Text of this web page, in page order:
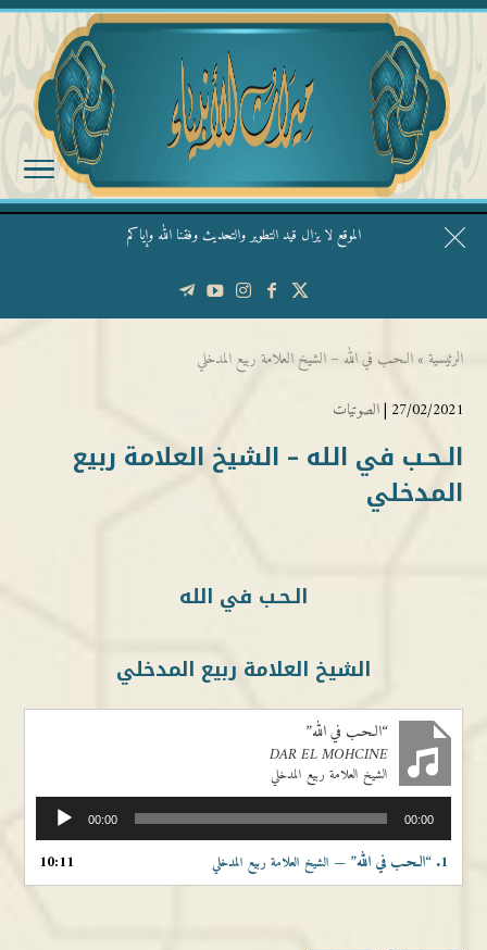
الموقع لا يزال قيد التطوير والتحديث وفقنا الله وإياكم
قال الشيخ ربيع وفقه الله: نحن ليس عندنا تقديس الأشخاص
الرئيسية » الـحـب في الله – الشيخ العلامة ربيع المدخلي
27/02/2021 | الصوتيات
الـحـب في الله – الشيخ العلامة ربيع
المدخلي
الـحـب في الله
الشيخ العلامة ربيع المدخلي
“الـحـب في الله”
DAR EL MOHCINE
الشيخ العلامة ربيع المدخلي
الصوت
00:00 00:00
1. “الـحـب في الله” — الشيخ العلامة ربيع المدخلي 10:11